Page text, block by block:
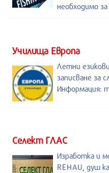
необходимо
Училища Европа
Летни
записване за
Информация:
Селект ГЛАС
Изработка и
REHAU, душ